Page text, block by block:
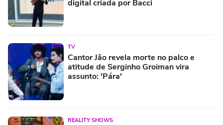
digital criada por Bacci
TV
Cantor Jão revela morte no palco e
atitude de Serginho Groiman vira
assunto: 'Pára'
REALITY SHOWS